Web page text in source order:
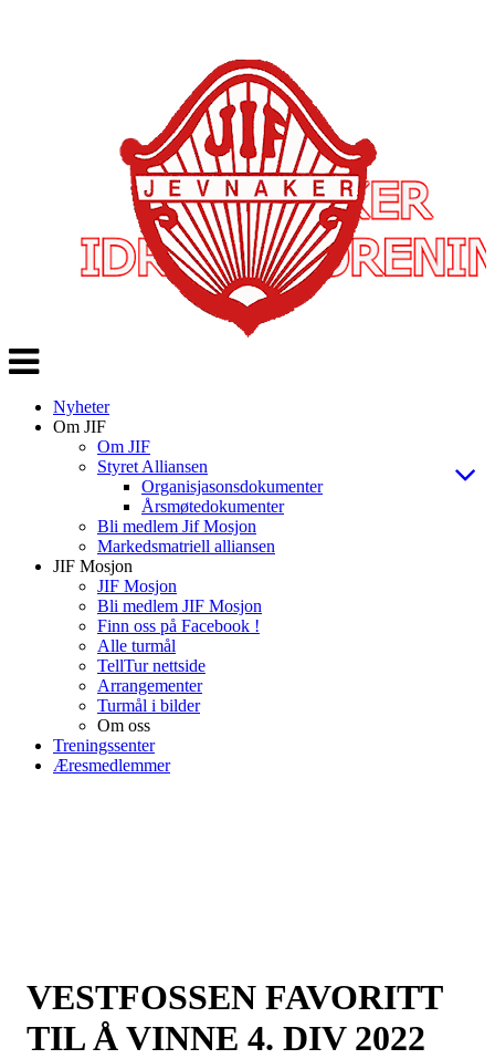
Veksle
navigasjon
Nyheter
Om JIF
Om JIF
Styret Alliansen
Organisjasonsdokumenter
Årsmøtedokumenter
Bli medlem Jif Mosjon
Markedsmatriell alliansen
JIF Mosjon
JIF Mosjon
Bli medlem JIF Mosjon
Finn oss på Facebook !
Alle turmål
TellTur nettside
Arrangementer
Turmål i bilder
Om oss
Treningssenter
Æresmedlemmer
VESTFOSSEN FAVORITT
TIL Å VINNE 4. DIV 2022